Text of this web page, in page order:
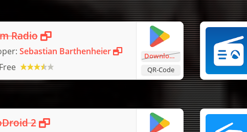
Download
QR-Code
Radio
Sebastian Barthenheier
Free
2